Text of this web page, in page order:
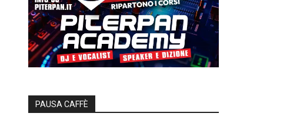
PAUSA CAFFÈ